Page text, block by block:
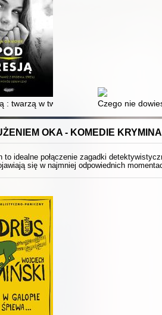
: twarzą w twarz z epidemią stresu i lęku
Czego nie
OKA - KOMEDIE
idealne połączenie zagadki
się w najmniej odpowiednich